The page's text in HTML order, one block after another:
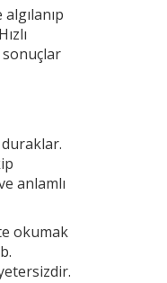
anlamlı
okumak